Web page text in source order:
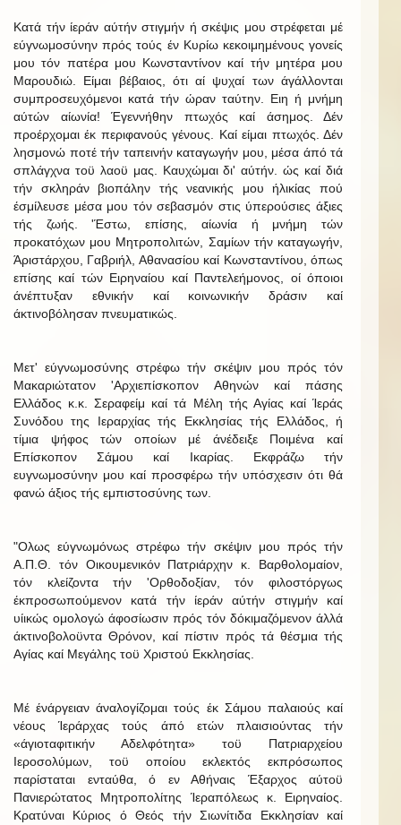
Κατά τήν ίεράν αύτήν στιγμήν ή σκέψις μου στρέφεται μέ
εύγνωμοσύνην πρός τούς έν Κυρίω κεκοιμημένους γονείς
μου τόν πατέρα μου Κωνσταντίνον καί τήν μητέρα μου
Μαρουδιώ. Είμαι βέβαιος, ότι αί ψυχαί των άγάλλονται
συμπροσευχόμενοι κατά τήν ώραν ταύτην. Ειη ή μνήμη
αύτών αίωνία! Έγεννήθην πτωχός καί άσημος. Δέν
προέρχομαι έκ περιφανούς γένους. Καί είμαι πτωχός. Δέν
λησμονώ ποτέ τήν ταπεινήν καταγωγήν μου, μέσα άπό τά
σπλάγχνα τοϋ λαοϋ μας. Καυχώμαι δι' αύτήν. ώς καί διά
τήν σκληράν βιοπάλην τής νεανικής μου ήλικίας πού
έσμίλευσε μέσα μου τόν σεβασμόν στις ύπερούσιες άξιες
τής ζωής. 'Έστω, επίσης, αίωνία ή μνήμη τών
προκατόχων μου Μητροπολιτών, Σαμίων τήν καταγωγήν,
Άριστάρχου, Γαβριήλ, Αθανασίου καί Κωνσταντίνου, όπως
επίσης καί τών Ειρηναίου καί Παντελεήμονος, οί όποιοι
άνέπτυξαν εθνικήν καί κοινωνικήν δράσιν καί
άκτινοβόλησαν πνευματικώς.
Μετ' εύγνωμοσύνης στρέφω τήν σκέψιν μου πρός τόν
Μακαριώτατον 'Αρχιεπίσκοπον Αθηνών καί πάσης
Ελλάδος κ.κ. Σεραφείμ καί τά Μέλη τής Αγίας καί Ίεράς
Συνόδου της Ιεραρχίας τής Εκκλησίας τής Ελλάδος, ή
τίμια ψήφος τών οποίων μέ άνέδειξε Ποιμένα καί
Επίσκοπον Σάμου καί Ικαρίας. Εκφράζω τήν
ευγνωμοσύνην μου καί προσφέρω τήν υπόσχεσιν ότι θά
φανώ άξιος τής εμπιστοσύνης των.
"Ολως εύγνωμόνως στρέφω τήν σκέψιν μου πρός τήν
Α.Π.Θ. τόν Οικουμενικόν Πατριάρχην κ. Βαρθολομαίον,
τόν κλείζοντα τήν 'Ορθοδοξίαν, τόν φιλοστόργως
έκπροσωπούμενον κατά τήν ίεράν αύτήν στιγμήν καί
υίικώς ομολογώ άφοσίωσιν πρός τόν δόκιμαζόμενον άλλά
άκτινοβολοϋντα Θρόνον, καί πίστιν πρός τά θέσμια τής
Αγίας καί Μεγάλης τοϋ Χριστού Εκκλησίας.
Μέ ένάργειαν άναλογίζομαι τούς έκ Σάμου παλαιούς καί
νέους Ίεράρχας τούς άπό ετών πλαισιούντας τήν
«άγιοταφιτικήν Αδελφότητα» τοϋ Πατριαρχείου
Ιεροσολύμων, τοϋ οποίου εκλεκτός εκπρόσωπος
παρίσταται ενταύθα, ό εν Αθήναις Έξαρχος αύτοϋ
Πανιερώτατος Μητροπολίτης Ίεραπόλεως κ. Ειρηναίος.
Κρατύναι Κύριος ό Θεός τήν Σιωνίτιδα Εκκλησίαν καί